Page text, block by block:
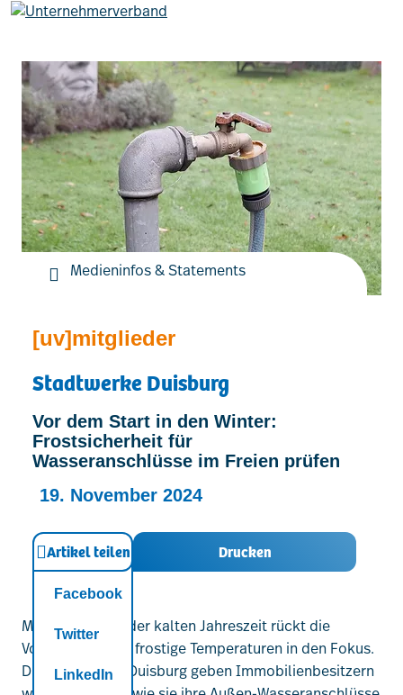
Leistungen
Mitglieder
[uv]campus | Seminare
Verband
Kontakt
Medieninfos & Statements
[uv]mitglieder
Stadtwerke Duisburg
Vor dem Start in den Winter:
Frostsicherheit für
Wasseranschlüsse im Freien prüfen
19. November 2024
Artikel teilen
Facebook
Twitter
LinkedIn
Drucken
Mit dem Beginn der kalten Jahreszeit rückt die
Vorbereitung auf frostige Temperaturen in den Fokus.
Die Stadtwerke Duisburg geben Immobilienbesitzern